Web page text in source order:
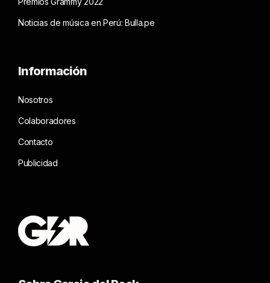
Noticias de música en Perú: Bulla.pe
Información
Nosotros
Colaboradores
Contacto
Publicidad